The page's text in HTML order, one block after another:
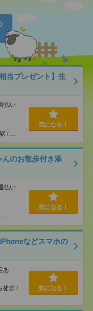
当プレゼント】生
払い
/ …
気になる！
んのお散歩付き添
払い
…
気になる！
などスマホの
あ
徒歩 /
気になる！